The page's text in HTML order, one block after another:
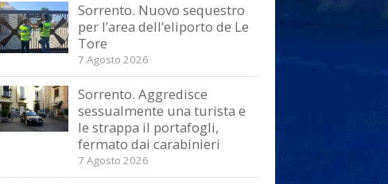
Sorrento. Nuovo sequestro
per l’area dell’eliporto de Le
Tore
7 Agosto 2026
Sorrento. Aggredisce
sessualmente una turista e
le strappa il portafogli,
fermato dai carabinieri
7 Agosto 2026